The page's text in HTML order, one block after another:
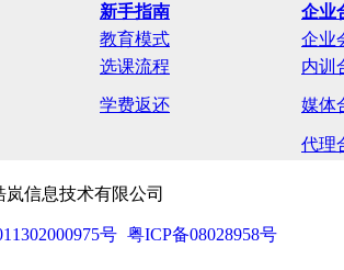
新手指南
企业
教育模式
企业
选课流程 内训
学费返还 媒体
代理
信息技术有限公司
号 粤ICP备08028958号